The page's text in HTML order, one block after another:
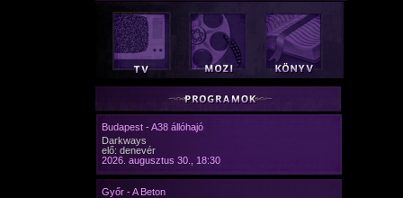
Budapest - A38 állóhajó
Darkways
elő: denevér
2026. augusztus 30., 18:30
Győr - A Beton